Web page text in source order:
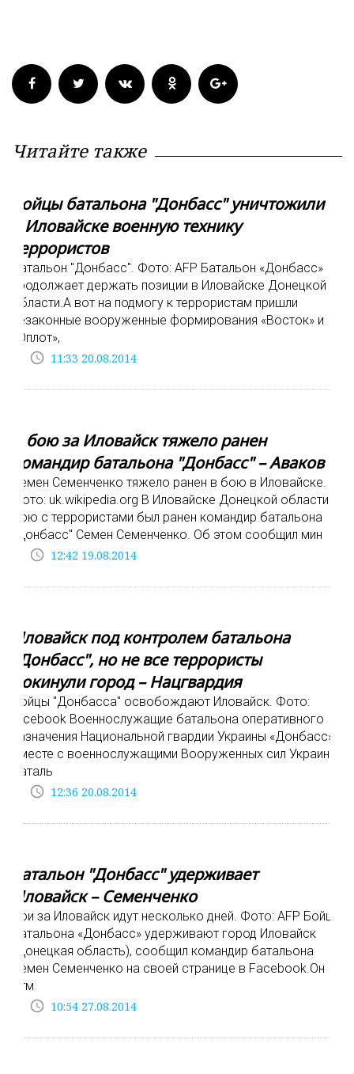
Читайте также
Бойцы батальона "Донбасс" уничтожили
в Иловайске военную технику
террористов
Батальон "Донбасс". Фото: AFP Батальон «Донбасс»
продолжает держать позиции в Иловайске Донецкой
области.А вот на подмогу к террористам пришли
незаконные вооруженные формирования «Восток» и
«Оплот»,
access_time 11:33 20.08.2014
В бою за Иловайск тяжело ранен
командир батальона "Донбасс" – Аваков
Семен Семенченко тяжело ранен в бою в Иловайске.
Фото: uk.wikipedia.org В Иловайске Донецкой области в
бою с террористами был ранен командир батальона
"Донбасс" Семен Семенченко. Об этом сообщил мин
access_time 12:42 19.08.2014
Иловайск под контролем батальона
"Донбасс", но не все террористы
покинули город – Нацгвардия
Бойцы "Донбасса" освобождают Иловайск. Фото:
facebook Военнослужащие батальона оперативного
назначения Национальной гвардии Украины «Донбасс»
вместе с военнослужащими Вооруженных сил Украины,
баталь
access_time 12:36 20.08.2014
Батальон "Донбасс" удерживает
Иловайск – Семенченко
Бои за Иловайск идут несколько дней. Фото: AFP Бойцы
батальона «Донбасс» удерживают город Иловайск
(Донецкая область), сообщил командир батальона
Семен Семенченко на своей странице в Facebook.Он
отм
access_time 10:54 27.08.2014